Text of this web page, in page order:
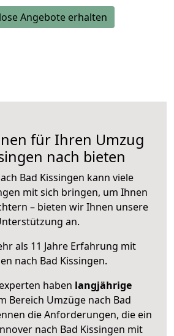
Angebote erhalten
für Ihren Umzug
nach bieten
Bad Kissingen kann viele
mit sich bringen, um Ihnen
– bieten wir Ihnen unsere
an.
als 11 Jahre Erfahrung mit
nach Bad Kissingen.
haben langjährige
Bereich Umzüge nach Bad
die Anforderungen, die ein
nach Bad Kissingen mit